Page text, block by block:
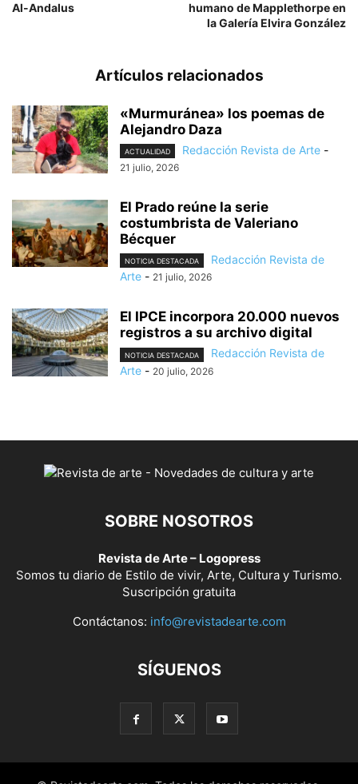
Al-Andalus
humano de Mapplethorpe en
la Galería Elvira González
Artículos relacionados
«Murmuránea» los poemas de
Alejandro Daza
ACTUALIDAD Redacción Revista de Arte -
21 julio, 2026
El Prado reúne la serie
costumbrista de Valeriano
Bécquer
NOTICIA DESTACADA
Redacción Revista de
Arte - 21 julio, 2026
El IPCE incorpora 20.000 nuevos
registros a su archivo digital
NOTICIA DESTACADA
Redacción Revista de
Arte - 20 julio, 2026
SOBRE NOSOTROS
Revista de Arte – Logopress
Somos tu diario de Estilo de vivir, Arte, Cultura y Turismo.
Suscripción gratuita
Contáctanos: info@revistadearte.com
SÍGUENOS